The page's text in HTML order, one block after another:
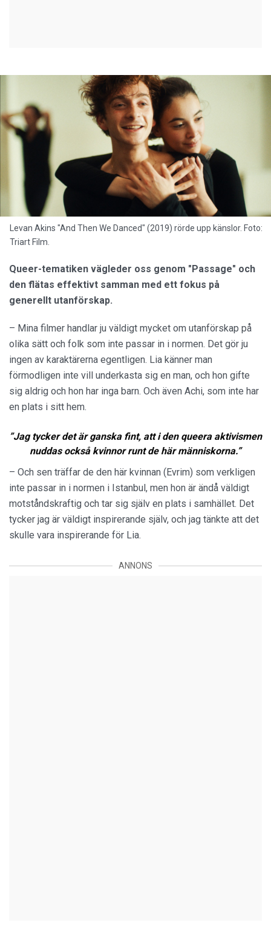
Levan Akins "And Then We Danced" (2019) rörde upp känslor. Foto:
Triart Film.
Queer-tematiken vägleder oss genom "Passage" och
den flätas effektivt samman med ett fokus på
generellt utanförskap.
– Mina filmer handlar ju väldigt mycket om utanförskap på
olika sätt och folk som inte passar in i normen. Det gör ju
ingen av karaktärerna egentligen. Lia känner man
förmodligen inte vill underkasta sig en man, och hon gifte
sig aldrig och hon har inga barn. Och även Achi, som inte har
en plats i sitt hem.
”Jag tycker det är ganska fint, att i den queera aktivismen
nuddas också kvinnor runt de här människorna.”
– Och sen träffar de den här kvinnan (Evrim) som verkligen
inte passar in i normen i Istanbul, men hon är ändå väldigt
motståndskraftig och tar sig själv en plats i samhället. Det
tycker jag är väldigt inspirerande själv, och jag tänkte att det
skulle vara inspirerande för Lia.
ANNONS